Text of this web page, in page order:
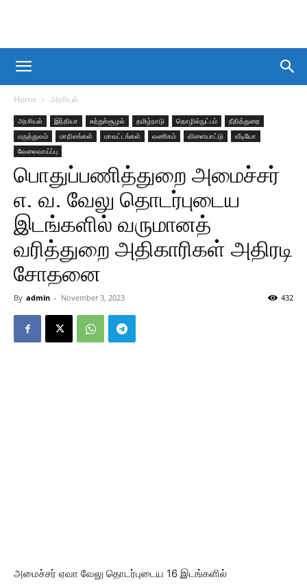
Home அரசியல்
அரசியல் இந்தியா சுற்றுச்சூழல் தமிழ்நாடு தொழில்நுட்பம்
நீதித்துறை
மருத்துவம்
மாநிலங்கள் மாவட்டங்கள் வணிகம் விளையாட்டு
வீடியோ
வேலைவாய்ப்பு
பொதுப்பணித்துறை அமைச்சர்
எ. வ. வேலு தொடர்புடைய
இடங்களில் வருமானத்
வரித்துறை அதிகாரிகள் அதிரடி
சோதனை
By admin - November 3, 2023 432
அமைச்சர் ஏவா வேலு தொடர்புடைய 16 இடங்களில்